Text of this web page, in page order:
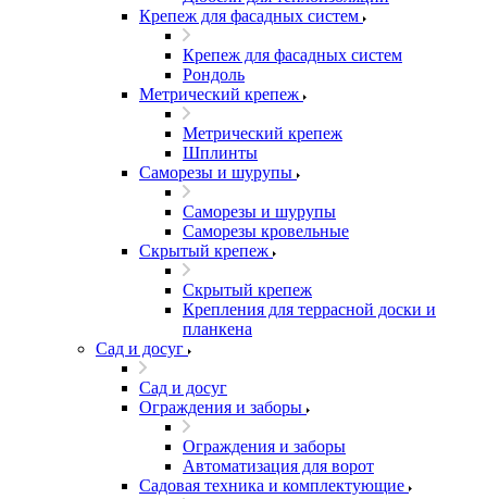
Крепеж для фасадных систем
Крепеж для фасадных систем
Рондоль
Метрический крепеж
Метрический крепеж
Шплинты
Саморезы и шурупы
Саморезы и шурупы
Саморезы кровельные
Скрытый крепеж
Скрытый крепеж
Крепления для террасной доски и
планкена
Сад и досуг
Сад и досуг
Ограждения и заборы
Ограждения и заборы
Автоматизация для ворот
Садовая техника и комплектующие